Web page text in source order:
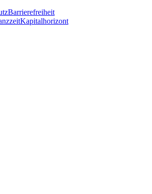
Barrierefreiheit
Kapitalhorizont